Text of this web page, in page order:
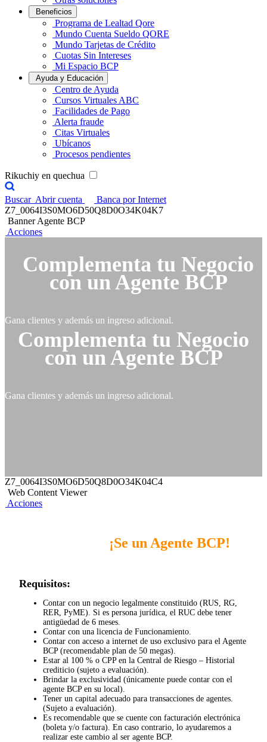
Beneficios
Programa de Lealtad Qore
Mundo Cuenta Sueldo QORE
Mundo Tarjetas de Crédito
Cuotas Sin Intereses
Mi Espacio BCP
Ayuda y Educación
Centro de Ayuda
Cursos Virtuales ABC
Facilidades de Pago
Alerta fraude
Citas Virtuales
Ubícanos
Procesos pendientes
Rikuchiy en quechua
Buscar Abrir cuenta
Banca por Internet
Z7_0064I3S0MO6D50Q8D0O34K04K7
Banner Agente BCP
Acciones
Complementa tu Negocio
con un Agente BCP
Gana clientes y además un ingreso adicional.
Complementa tu Negocio
con un Agente BCP
Gana clientes y además un ingreso adicional.
Z7_0064I3S0MO6D50Q8D0O34K04C4
Web Content Viewer
Acciones
¡Se un Agente BCP!
Requisitos:
Contar con un negocio legalmente constituido (RUS, RG,
RER, PyME). Si es persona jurídica, el RUC debe tener
antigüedad de 6 meses.
Contar con una licencia de Funcionamiento.
Contar con acceso a internet de uso exclusivo para el Agente
BCP (recomendable plan de 50 megas).
Estar al 100 % o CPP en la Central de Riesgo – Historial
crediticio (sujeto a evaluación).
Brindar la exclusividad (únicamente puede contar con el
agente BCP en su local).
Tener un capital adecuado para transacciones de agentes.
(Sujeto a evaluación).
Es recomendable que se cuente con facturación electrónica
(boleta y/o factura). En caso contrario, lo ayudaremos a
realizar este cambio al ser agente BCP.